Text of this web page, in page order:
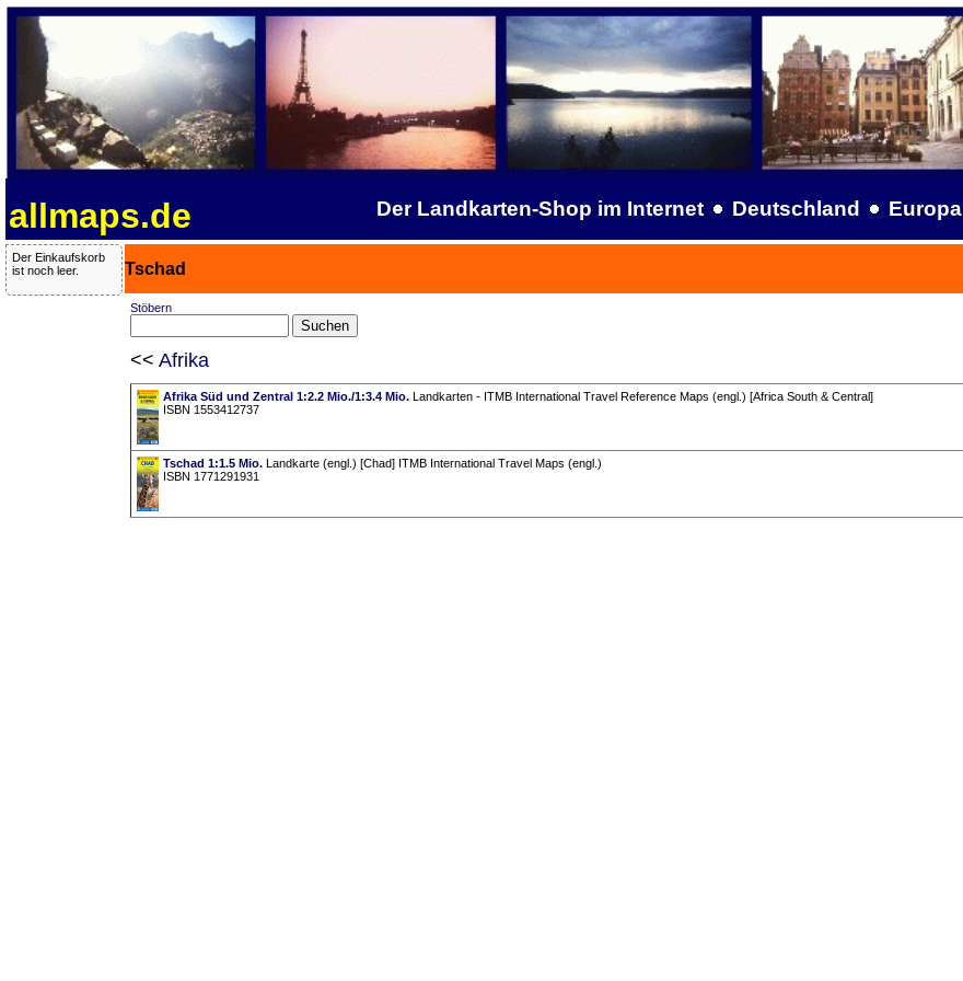
allmaps.de Der Landkarten-Shop im Internet Deutschland Europa
Der Einkaufskorb
ist noch leer.
Tschad
Stöbern
<< Afrika
Afrika Süd und Zentral 1:2.2 Mio./1:3.4 Mio.Landkarten - ITMB International Travel Reference Maps (engl.) [Africa South & Central]
ISBN 1553412737
Tschad 1:1.5 Mio.Landkarte (engl.) [Chad] ITMB International Travel Maps (engl.)
ISBN 1771291931